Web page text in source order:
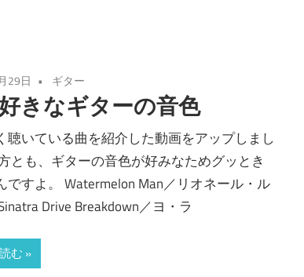
29日 ギター
きなギターの音色
聴いている曲を紹介した動画をアップしまし
とも、ギターの音色が好みなためグッとき
ですよ。 Watermelon Man／リオネール・ル
Drive Breakdown／ヨ・ラ
む